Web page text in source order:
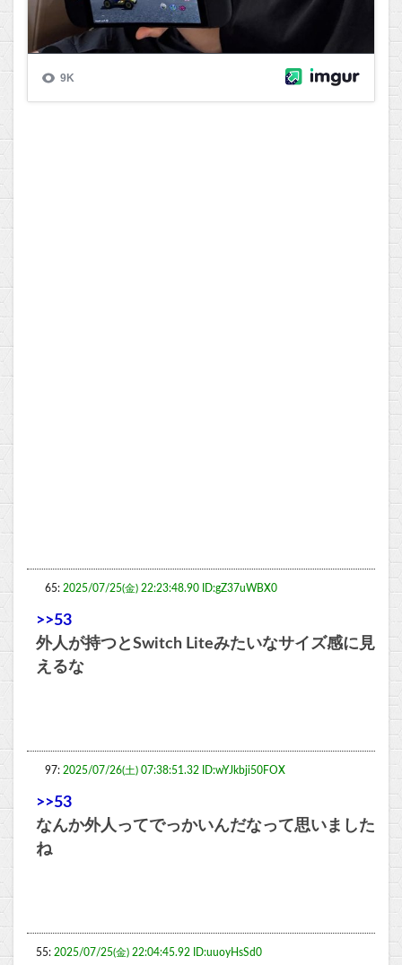
65: 2025/07/25(金) 22:23:48.90 ID:gZ37uWBX0
>>53
外人が持つとSwitch Liteみたいなサイズ感に見
えるな
97: 2025/07/26(土) 07:38:51.32 ID:wYJkbji50FOX
>>53
なんか外人ってでっかいんだなって思いました
ね
55: 2025/07/25(金) 22:04:45.92 ID:uuoyHsSd0